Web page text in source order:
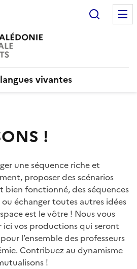
vivantes
!
une séquence riche et
proposer des scénarios
bien fonctionné, des séquences
échanger toutes autres idées
est le vôtre ! Nous vous
vos productions qui seront
l’ensemble des professeurs
Contribuez au dynamisme
!